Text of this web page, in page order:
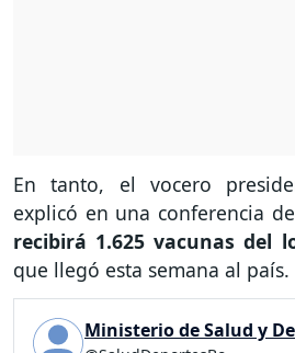
En tanto, el vocero
explicó en una conferencia
recibirá 1.625 vacunas del
que llegó esta semana al país.
Ministerio de Salud y